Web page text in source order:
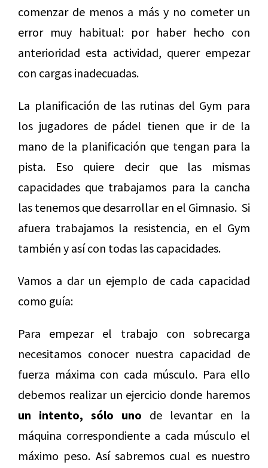
comenzar de menos a más y no cometer un
error muy habitual: por haber hecho con
anterioridad esta actividad, querer empezar
con cargas inadecuadas.
La planificación de las rutinas del Gym para
los jugadores de pádel tienen que ir de la
mano de la planificación que tengan para la
pista. Eso quiere decir que las mismas
capacidades que trabajamos para la cancha
las tenemos que desarrollar en el Gimnasio. Si
afuera trabajamos la resistencia, en el Gym
también y así con todas las capacidades.
Vamos a dar un ejemplo de cada capacidad
como guía:
Para empezar el trabajo con sobrecarga
necesitamos conocer nuestra capacidad de
fuerza máxima con cada músculo. Para ello
debemos realizar un ejercicio donde haremos
un intento, sólo uno de levantar en la
máquina correspondiente a cada músculo el
máximo peso. Así sabremos cual es nuestro